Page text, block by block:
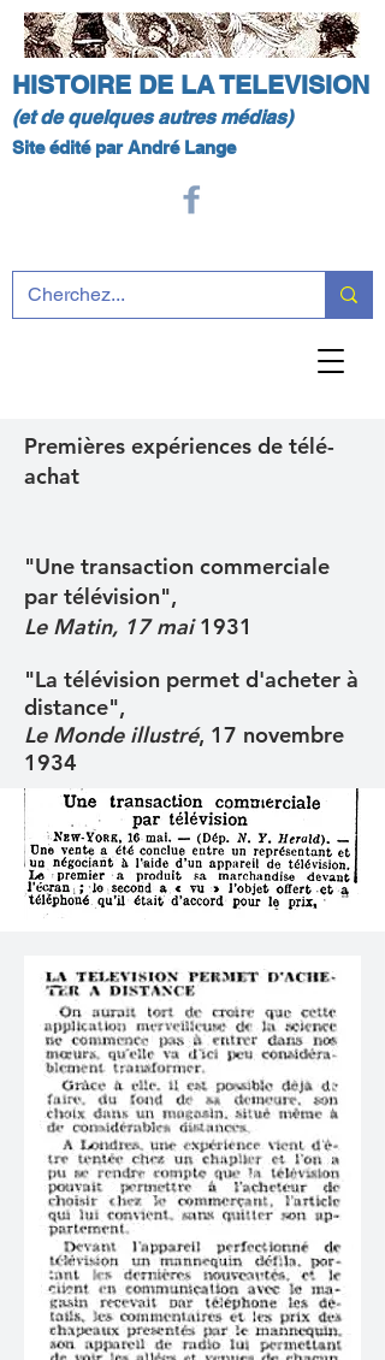
HISTOIRE DE LA TELEVISION
(et de quelques autres médias)
Site édité par André Lange
Premières expériences de télé-
achat
"Une transaction commerciale
par télévision",
Le Matin, 17 mai1931
"La télévision permet d'acheter à
distance",
Le Monde illustré, 17 novembre
1934